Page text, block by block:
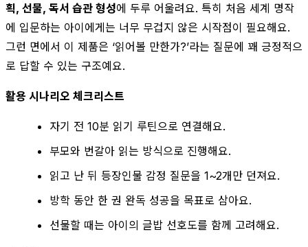
획, 선물, 독서 습관 형성에 두루 어울려요. 특히 처음 세계 명작
에 입문하는 아이에게는 너무 무겁지 않은 시작점이 필요해요.
그런 면에서 이 제품은 ‘읽어볼 만한가?’라는 질문에 꽤 긍정적으
로 답할 수 있는 구조예요.
활용 시나리오 체크리스트
자기 전 10분 읽기 루틴으로 연결해요.
부모와 번갈아 읽는 방식으로 진행해요.
읽고 난 뒤 등장인물 감정 질문을 1~2개만 던져요.
방학 동안 한 권 완독 성공을 목표로 삼아요.
선물할 때는 아이의 글밥 선호도를 함께 고려해요.